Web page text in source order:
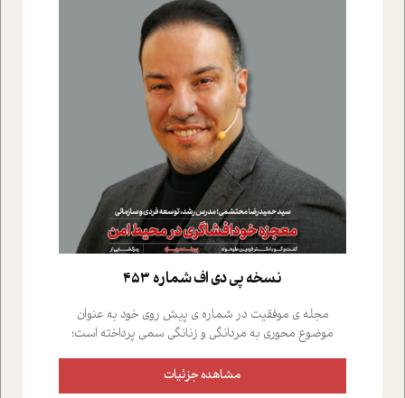
نسخه پي دي اف شماره 453
مجله ی موفقیت در شماره ی پیش روی خود به عنوان
موضوع محوری به مردانگی و زنانگی سمی پرداخته است؛
علیخواه، جامعه شناس در بخش های مختلف تلاش کرده ایم
از دریچه های گوناگون به این موضوع مهم بپردازیم.فصل
مشاهده جزئیات